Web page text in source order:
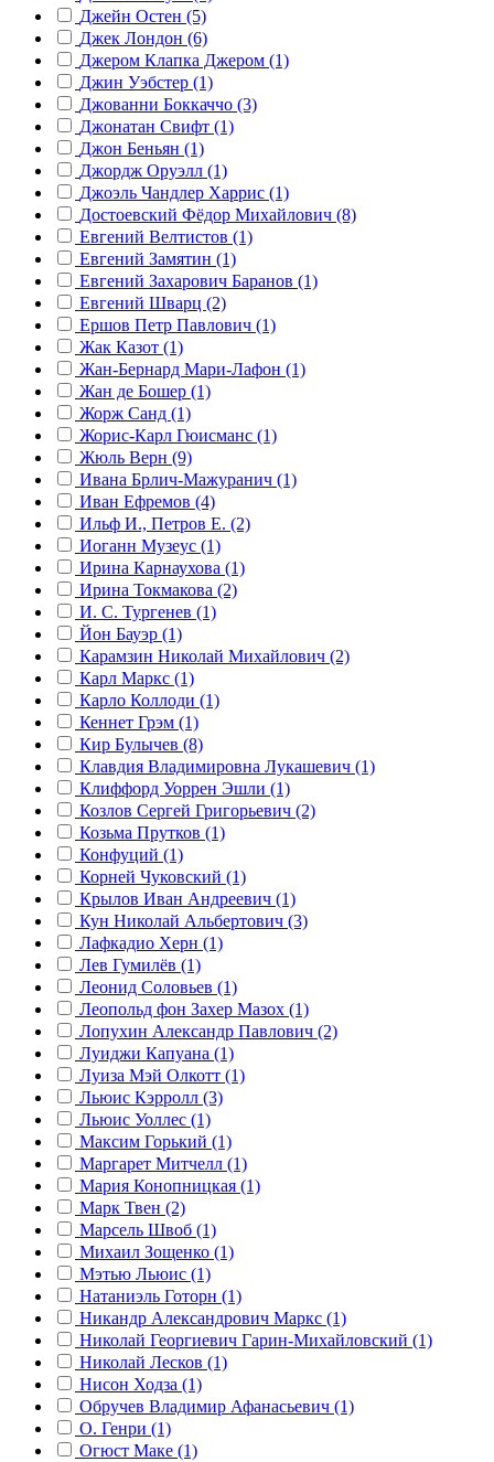
Джейн Остен (5)
Джек Лондон (6)
Джером Клапка Джером (1)
Джин Уэбстер (1)
Джованни Боккаччо (3)
Джонатан Свифт (1)
Джон Беньян (1)
Джордж Оруэлл (1)
Джоэль Чандлер Харрис (1)
Достоевский Фёдор Михайлович (8)
Евгений Велтистов (1)
Евгений Замятин (1)
Евгений Захарович Баранов (1)
Евгений Шварц (2)
Ершов Петр Павлович (1)
Жак Казот (1)
Жан-Бернард Мари-Лафон (1)
Жан де Бошер (1)
Жорж Санд (1)
Жорис-Карл Гюисманс (1)
Жюль Верн (9)
Ивана Брлич-Мажуранич (1)
Иван Ефремов (4)
Ильф И., Петров Е. (2)
Иоганн Музеус (1)
Ирина Карнаухова (1)
Ирина Токмакова (2)
И. С. Тургенев (1)
Йон Бауэр (1)
Карамзин Николай Михайлович (2)
Карл Маркс (1)
Карло Коллоди (1)
Кеннет Грэм (1)
Кир Булычев (8)
Клавдия Владимировна Лукашевич (1)
Клиффорд Уоррен Эшли (1)
Козлов Сергей Григорьевич (2)
Козьма Прутков (1)
Конфуций (1)
Корней Чуковский (1)
Крылов Иван Андреевич (1)
Кун Николай Альбертович (3)
Лафкадио Херн (1)
Лев Гумилёв (1)
Леонид Соловьев (1)
Леопольд фон Захер Мазох (1)
Лопухин Александр Павлович (2)
Луиджи Капуана (1)
Луиза Мэй Олкотт (1)
Льюис Кэрролл (3)
Льюис Уоллес (1)
Максим Горький (1)
Маргарет Митчелл (1)
Мария Конопницкая (1)
Марк Твен (2)
Марсель Швоб (1)
Михаил Зощенко (1)
Мэтью Льюис (1)
Натаниэль Готорн (1)
Никандр Александрович Маркс (1)
Николай Георгиевич Гарин-Михайловский (1)
Николай Лесков (1)
Нисон Ходза (1)
Обручев Владимир Афанасьевич (1)
О. Генри (1)
Огюст Маке (1)